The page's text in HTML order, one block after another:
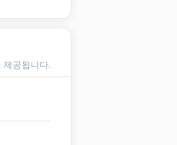
공됩니다.